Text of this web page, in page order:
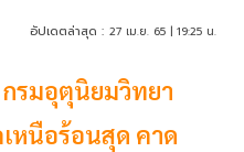
อัปเดตล่าสุด : 27 เม.ย. 65 | 19:25 น.
รมอุตุนิยมวิทยา
หนือร้อนสุด คาด